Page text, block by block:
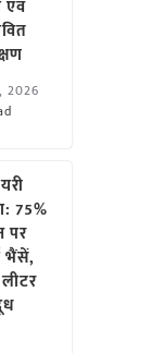
एवं
2026
75%
पर
भैंसें,